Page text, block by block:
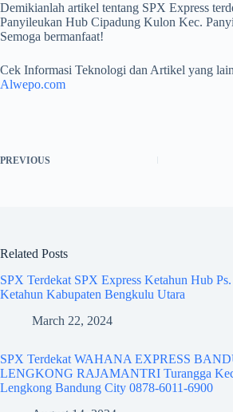
Demikianlah artikel tentang SPX Express
Panyileukan Hub Cipadung Kulon Kec.
Semoga bermanfaat!
Cek Informasi Teknologi dan Artikel yang
Alwepo.com
PREVIOUS
Related Posts
SPX Terdekat SPX Express Ketahun Hub
Ketahun Kabupaten Bengkulu Utara
March 22, 2024
SPX Terdekat WAHANA EXPRESS
LENGKONG RAJAMANTRI Turangga
Lengkong Bandung City 0878-6011-6900